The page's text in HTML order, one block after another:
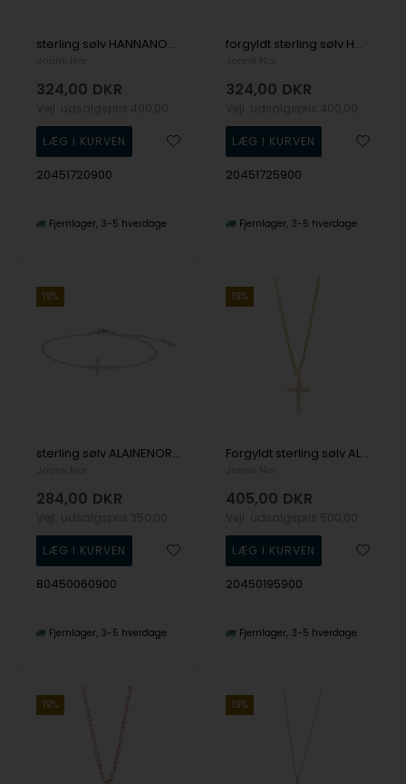
sterling sølv HANNANOR rundt vedhæng i sølv vedhæng med glimtrende zirkonia fra Joanli Nor
324,00 DKR
20451720900
Fjernlager 3-5 hverdage
forgyldt sterling sølv HANNANOR rundt vedhæng i forgyldt sølv med glimtrende zirkonia fra Joanli Nor
324,00 DKR
20451725900
Fjernlager 3-5 hverdage
19%
sterling sølv ALAINENOR armbånd. Kors armbånd med smukke hvide zirkonia fra Joanli Nor
284,00 DKR
80450060900
Fjernlager 3-5 hverdage
19%
Forgyldt sterling sølv ALAINENOR Kors halskæde med smukke hvide zirkonia
405,00 DKR
20450195900
Fjernlager 3-5 hverdage
19% 19%